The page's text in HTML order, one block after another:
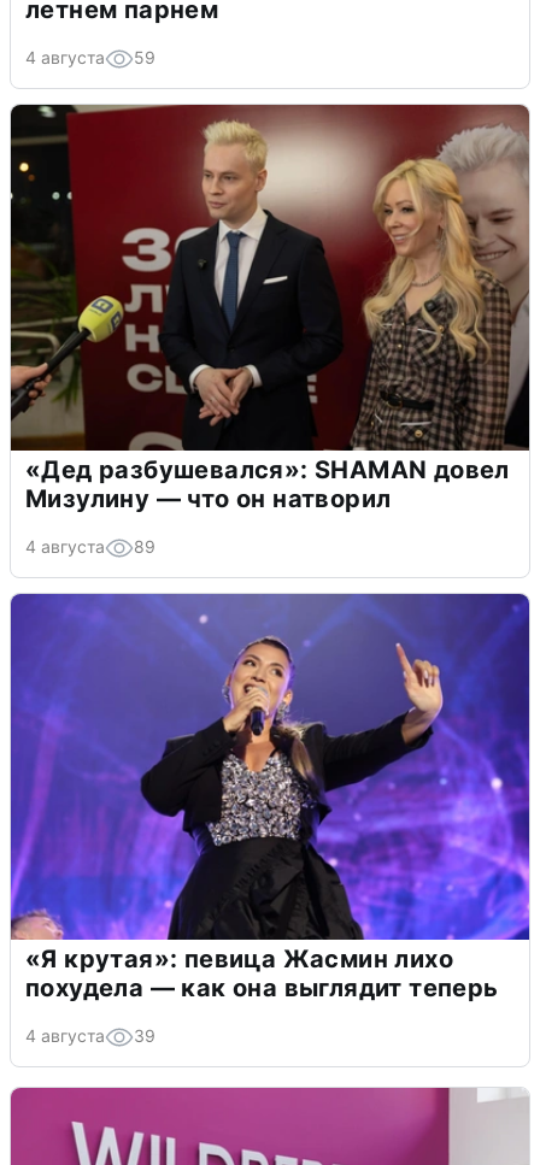
летнем парнем
4 августа 59
«Дед разбушевался»: SHAMAN довел
Мизулину — что он натворил
4 августа 89
«Я крутая»: певица Жасмин лихо
похудела — как она выглядит теперь
4 августа 39